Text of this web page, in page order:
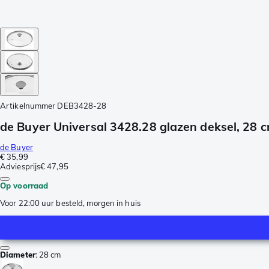
Artikelnummer DEB3428-28
de Buyer Universal 3428.28 glazen deksel, 28
de Buyer
€ 35,99
Adviesprijs€ 47,95
Op voorraad
Voor 22:00 uur besteld, morgen in huis
Diameter: 28 cm